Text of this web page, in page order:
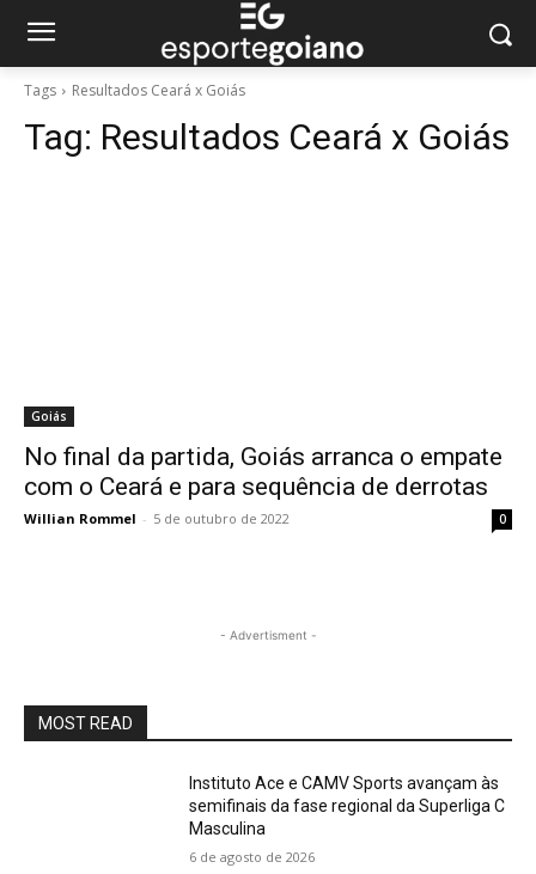
Tags Resultados Ceará x Goiás
Tag: Resultados Ceará x Goiás
Goiás
No final da partida, Goiás arranca o empate
com o Ceará e para sequência de derrotas
Willian Rommel - 5 de outubro de 2022 0
- Advertisment -
MOST READ
Instituto Ace e CAMV Sports avançam às
semifinais da fase regional da Superliga C
Masculina
6 de agosto de 2026